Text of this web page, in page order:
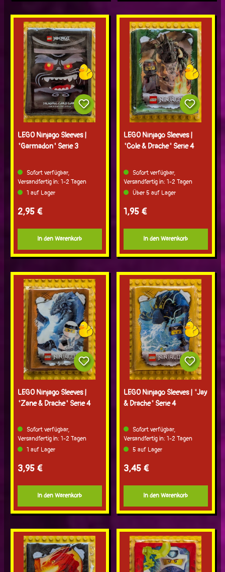
LEGO Ninjago Sleeves |
"Garmadon" Serie 3
Sofort verfügbar,
Versandfertig in: 1-2 Tagen
1 auf Lager
Regulärer Preis:
2,95 €
In den Warenkorb
LEGO Ninjago Sleeves |
"Cole & Drache" Serie 4
Sofort verfügbar,
Versandfertig in: 1-2 Tagen
Über 5 auf Lager
Regulärer Preis:
1,95 €
In den Warenkorb
LEGO Ninjago Sleeves |
"Zane & Drache" Serie 4
Sofort verfügbar,
Versandfertig in: 1-2 Tagen
1 auf Lager
Regulärer Preis:
3,95 €
In den Warenkorb
LEGO Ninjago Sleeves | "Jay
& Drache" Serie 4
Sofort verfügbar,
Versandfertig in: 1-2 Tagen
5 auf Lager
Regulärer Preis:
3,45 €
In den Warenkorb